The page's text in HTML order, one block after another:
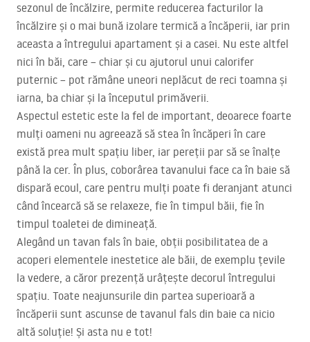
sezonul de încălzire, permite reducerea facturilor la
încălzire și o mai bună izolare termică a încăperii, iar prin
aceasta a întregului apartament și a casei. Nu este altfel
nici în băi, care – chiar și cu ajutorul unui calorifer
puternic – pot rămâne uneori neplăcut de reci toamna și
iarna, ba chiar și la începutul primăverii.
Aspectul estetic este la fel de important, deoarece foarte
mulți oameni nu agreează să stea în încăperi în care
există prea mult spațiu liber, iar pereții par să se înalțe
până la cer. În plus, coborârea tavanului face ca în baie să
dispară ecoul, care pentru mulți poate fi deranjant atunci
când încearcă să se relaxeze, fie în timpul băii, fie în
timpul toaletei de dimineață.
Alegând un tavan fals în baie, obții posibilitatea de a
acoperi elementele inestetice ale băii, de exemplu țevile
la vedere, a căror prezență urâțește decorul întregului
spațiu. Toate neajunsurile din partea superioară a
încăperii sunt ascunse de tavanul fals din baie ca nicio
altă soluție! Și asta nu e tot!